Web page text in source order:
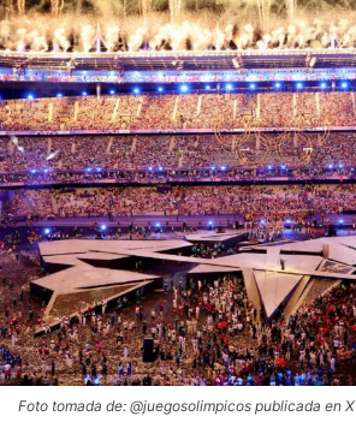
Foto tomada de: @juegosolimpicos publicada en X